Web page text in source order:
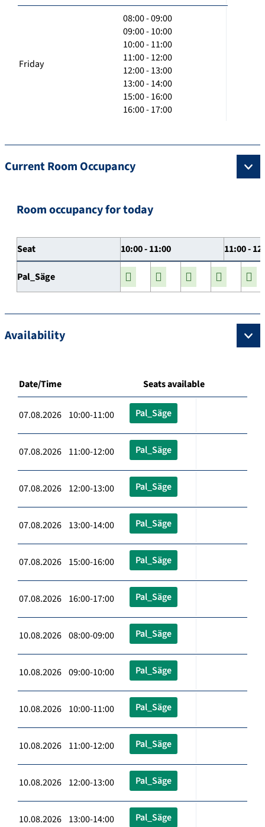
Friday
08:00 - 09:00
09:00 - 10:00
10:00 - 11:00
11:00 - 12:00
12:00 - 13:00
13:00 - 14:00
15:00 - 16:00
16:00 - 17:00
Current Room Occupancy
Room occupancy for today
Seat 10:00 - 11:00 11:00 -
Pal_Säge
Availability
Date/Time Seats available
07.08.2026 10:00-11:00 Pal_Säge
07.08.2026 11:00-12:00 Pal_Säge
07.08.2026 12:00-13:00 Pal_Säge
07.08.2026 13:00-14:00 Pal_Säge
07.08.2026 15:00-16:00 Pal_Säge
07.08.2026 16:00-17:00 Pal_Säge
10.08.2026 08:00-09:00 Pal_Säge
10.08.2026 09:00-10:00 Pal_Säge
10.08.2026 10:00-11:00 Pal_Säge
10.08.2026 11:00-12:00 Pal_Säge
10.08.2026 12:00-13:00 Pal_Säge
10.08.2026 13:00-14:00 Pal_Säge